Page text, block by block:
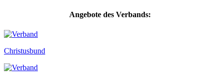
Angebote des Verbands:
Christusbund